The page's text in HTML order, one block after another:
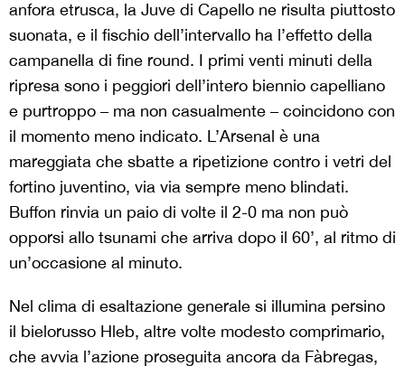
anfora etrusca, la Juve di Capello ne risulta piuttosto
suonata, e il fischio dell’intervallo ha l’effetto della
campanella di fine round. I primi venti minuti della
ripresa sono i peggiori dell’intero biennio capelliano
e purtroppo – ma non casualmente – coincidono con
il momento meno indicato. L’Arsenal è una
mareggiata che sbatte a ripetizione contro i vetri del
fortino juventino, via via sempre meno blindati.
Buffon rinvia un paio di volte il 2-0 ma non può
opporsi allo tsunami che arriva dopo il 60’, al ritmo di
un’occasione al minuto.
Nel clima di esaltazione generale si illumina persino
il bielorusso Hleb, altre volte modesto comprimario,
che avvia l’azione proseguita ancora da Fàbregas,